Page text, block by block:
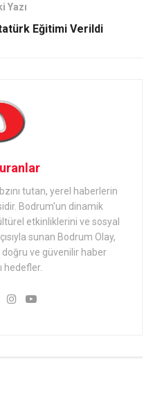
Yazı
Eğitimi Verildi
tutan, yerel haberlerin
Bodrum'un dinamik
etkinliklerini ve sosyal
sunan Bodrum Olay,
ve güvenilir haber
hedefler.